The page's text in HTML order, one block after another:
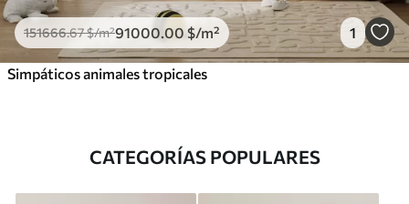
151666.67$/m²91000 .00 $/m² 1
Simpáticos animales tropicales
CATEGORÍAS POPULARES